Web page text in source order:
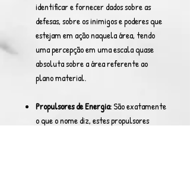
identificar e fornecer dados sobre as
defesas, sobre os inimigos e poderes que
estejam em ação naquela área, tendo
uma percepção em uma escala quase
absoluta sobre a área referente ao
plano material.
Propulsores de Energia:São exatamente
o que o nome diz, estes propulsores